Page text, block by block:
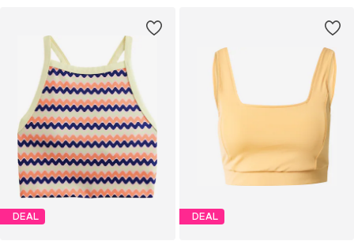
DEAL DEAL